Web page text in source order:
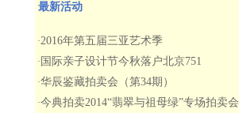
最新活动
·2016年第五届三亚艺术季
· 国际亲子设计节今秋落户北京751
·华辰鉴藏拍卖会（第34期）
·今典拍卖2014“翡翠与祖母绿”专场拍卖会